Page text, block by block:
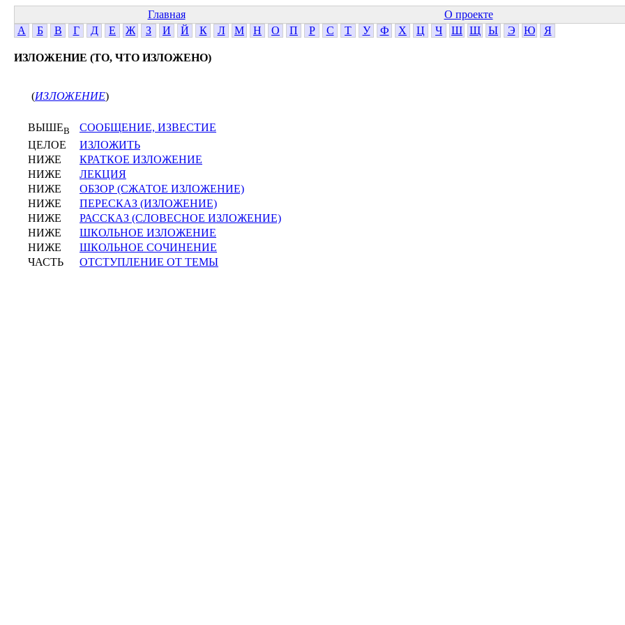
Главная О проекте
А
Б В Г Д Е Ж З И Й К Л М Н О П Р С Т У Ф Х Ц Ч Ш Щ Ы Э Ю Я
ИЗЛОЖЕНИЕ (ТО, ЧТО ИЗЛОЖЕНО)
(ИЗЛОЖЕНИЕ)
ВЫШЕВ
СООБЩЕНИЕ, ИЗВЕСТИЕ
ЦЕЛОЕ
ИЗЛОЖИТЬ
НИЖЕ
КРАТКОЕ ИЗЛОЖЕНИЕ
НИЖЕ
ЛЕКЦИЯ
НИЖЕ
ОБЗОР (СЖАТОЕ ИЗЛОЖЕНИЕ)
НИЖЕ
ПЕРЕСКАЗ (ИЗЛОЖЕНИЕ)
НИЖЕ
РАССКАЗ (СЛОВЕСНОЕ ИЗЛОЖЕНИЕ)
НИЖЕ
ШКОЛЬНОЕ ИЗЛОЖЕНИЕ
НИЖЕ
ШКОЛЬНОЕ СОЧИНЕНИЕ
ЧАСТЬ
ОТСТУПЛЕНИЕ ОТ ТЕМЫ